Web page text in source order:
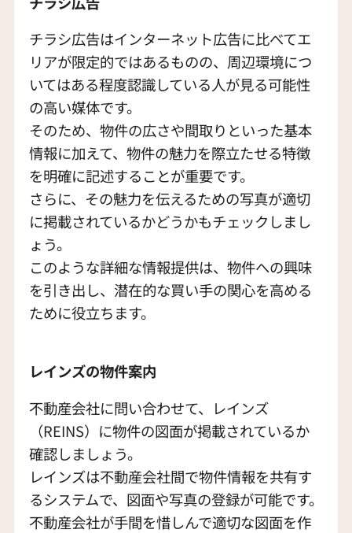
チラシ広告はインターネット広告に比べてエ
リアが限定的ではあるものの、周辺環境につ
いてはある程度認識している人が見る可能性
の高い媒体です。
そのため、物件の広さや間取りといった基本
情報に加えて、物件の魅力を際立たせる特徴
を明確に記述することが重要です。
さらに、その魅力を伝えるための写真が適切
に掲載されているかどうかもチェックしまし
ょう。
このような詳細な情報提供は、物件への興味
を引き出し、潜在的な買い手の関心を高める
ために役立ちます。
レインズの物件案内
不動産会社に問い合わせて、レインズ
（REINS）に物件の図面が掲載されているか
確認しましょう。
レインズは不動産会社間で物件情報を共有す
るシステムで、図面や写真の登録が可能です。
不動産会社が手間を惜しんで適切な図面を作